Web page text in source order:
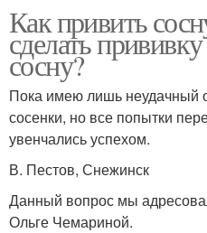
Как привить
сделать
сосну?
Пока имею лишь неудачный
сосенки, но все попытки
увенчались успехом.
В. Пестов, Снежинск
Данный вопрос мы
Ольге Чемариной.